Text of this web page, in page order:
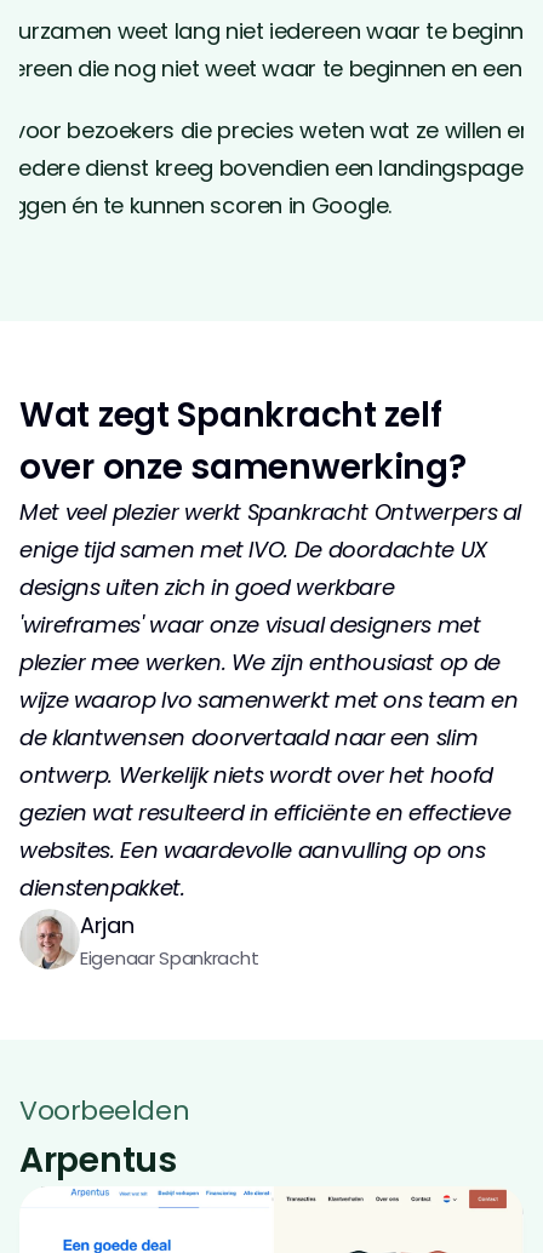
weet lang niet iedereen waar te
die nog niet weet waar te beginnen en een
voor bezoekers die precies weten wat ze willen en
Iedere dienst kreeg bovendien een landingspage
én te kunnen scoren in Google.
Wat zegt Spankracht zelf
over onze samenwerking?
Met veel plezier werkt Spankracht Ontwerpers al
enige tijd samen met IVO. De doordachte UX
designs uiten zich in goed werkbare
'wireframes' waar onze visual designers met
plezier mee werken. We zijn enthousiast op de
wijze waarop Ivo samenwerkt met ons team en
de klantwensen doorvertaald naar een slim
ontwerp. Werkelijk niets wordt over het hoofd
gezien wat resulteerd in efficiënte en effectieve
websites. Een waardevolle aanvulling op ons
dienstenpakket.
Arjan
Eigenaar Spankracht
Voorbeelden
Arpentus